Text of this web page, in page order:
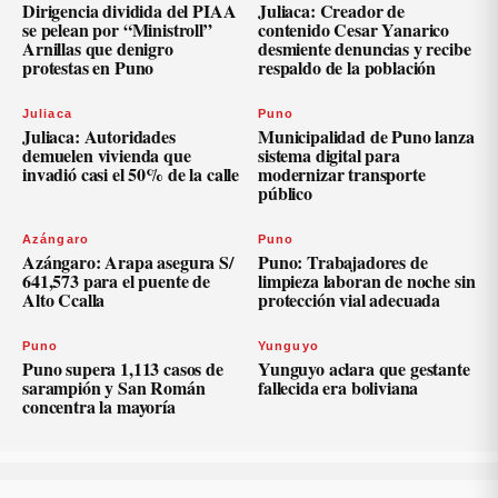
Dirigencia dividida del PIAA
se pelean por “Ministroll”
Arnillas que denigro
protestas en Puno
Juliaca: Creador de
contenido Cesar Yanarico
desmiente denuncias y recibe
respaldo de la población
Juliaca
Juliaca: Autoridades
demuelen vivienda que
invadió casi el 50% de la calle
Puno
Municipalidad de Puno lanza
sistema digital para
modernizar transporte
público
Azángaro
Azángaro: Arapa asegura S/
641,573 para el puente de
Alto Ccalla
Puno
Puno: Trabajadores de
limpieza laboran de noche sin
protección vial adecuada
Puno
Puno supera 1,113 casos de
sarampión y San Román
concentra la mayoría
Yunguyo
Yunguyo aclara que gestante
fallecida era boliviana